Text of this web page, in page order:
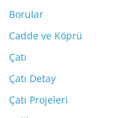
Borular
Cadde ve Köprü
Çatı
Çatı Detay
Çatı Projeleri